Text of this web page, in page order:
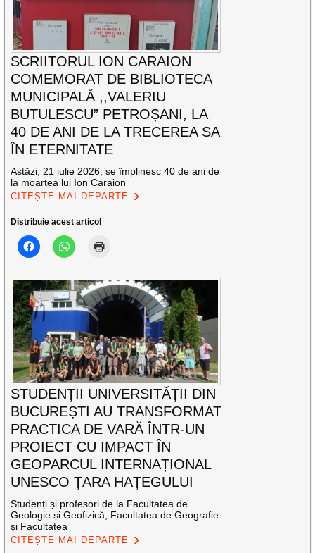
SCRIITORUL ION CARAION
COMEMORAT DE BIBLIOTECA
MUNICIPALĂ ,,VALERIU
BUTULESCU” PETROȘANI, LA
40 DE ANI DE LA TRECEREA SA
ÎN ETERNITATE
Astăzi, 21 iulie 2026, se împlinesc 40 de ani de
la moartea lui Ion Caraion
CITEȘTE MAI DEPARTE
Distribuie acest articol
STUDENȚII UNIVERSITĂȚII DIN
BUCUREȘTI AU TRANSFORMAT
PRACTICA DE VARĂ ÎNTR-UN
PROIECT CU IMPACT ÎN
GEOPARCUL INTERNAȚIONAL
UNESCO ȚARA HAȚEGULUI
Studenți și profesori de la Facultatea de
Geologie și Geofizică, Facultatea de Geografie
și Facultatea
CITEȘTE MAI DEPARTE